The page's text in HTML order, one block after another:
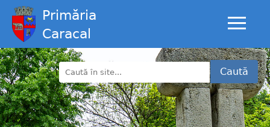
Primăria
Caracal
Caută